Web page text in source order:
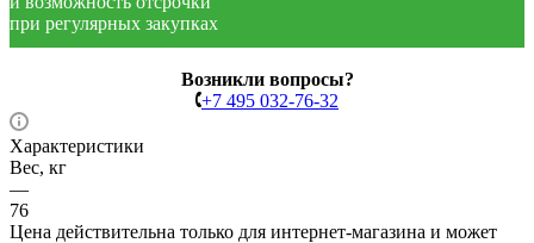
при регулярных закупках
Возникли вопросы?
+7 495 032-76-32
Характеристики
Вес, кг
—
76
Цена действительна только для интернет-магазина и может